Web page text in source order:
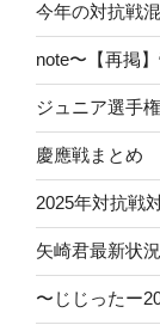
今年の対抗戦
note〜【再掲
ジュニア選手
慶應戦まとめ
2025年対抗戦
矢崎君最新状況
〜じじったー